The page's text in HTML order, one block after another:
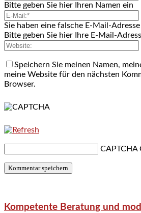
Bitte geben Sie hier Ihren Namen ein
Sie haben eine falsche E-Mail-Adresse
Bitte geben Sie hier Ihre E-Mail-
Speichern Sie meinen Namen,
meine Website für den nächsten
Browser.
CAPTCHA
Kompetente Beratung und